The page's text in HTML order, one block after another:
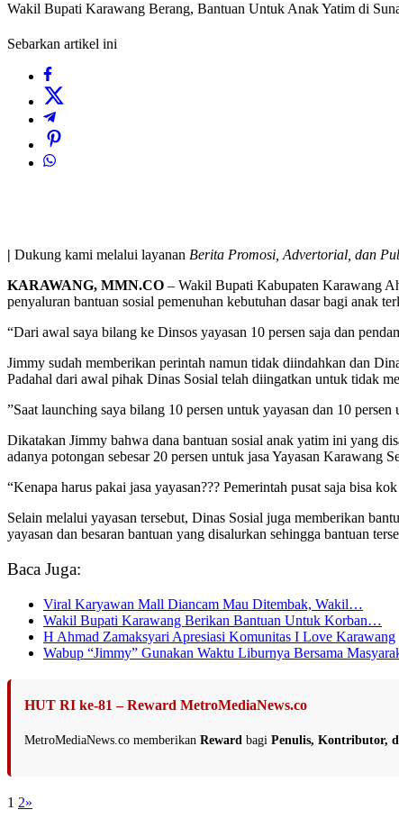
Wakil Bupati Karawang Berang, Bantuan Untuk Anak Yatim di
Sebarkan artikel ini
| Dukung kami melalui layanan Berita Promosi, Advertorial, dan
KARAWANG, MMN.CO – Wakil Bupati Kabupaten Karawang
penyaluran bantuan sosial pemenuhan kebutuhan dasar bagi anak
“Dari awal saya bilang ke Dinsos yayasan 10 persen saja dan
Jimmy sudah memberikan perintah namun tidak diindahkan dan
Padahal dari awal pihak Dinas Sosial telah diingatkan untuk tidak
”Saat launching saya bilang 10 persen untuk yayasan dan 10
Dikatakan Jimmy bahwa dana bantuan sosial anak yatim ini yang
adanya potongan sebesar 20 persen untuk jasa Yayasan
“Kenapa harus pakai jasa yayasan??? Pemerintah pusat saja bisa
Selain melalui yayasan tersebut, Dinas Sosial juga memberikan
yayasan dan besaran bantuan yang disalurkan sehingga bantuan
Baca Juga:
Viral Karyawan Mall Diancam Mau Ditembak, Wakil…
Wakil Bupati Karawang Berikan Bantuan Untuk Korban…
H Ahmad Zamaksyari Apresiasi Komunitas I Love Karawang
Wabup “Jimmy” Gunakan Waktu Liburnya Bersama
HUT RI ke-81 – Reward MetroMediaNews.co
MetroMediaNews.co memberikan Reward bagi Penulis, Kontributor,
1 2»